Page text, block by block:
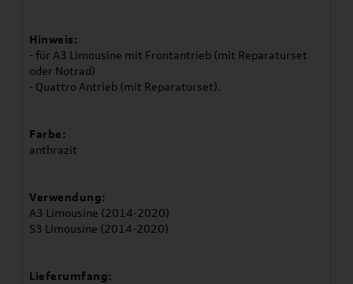
Hinweis:
- für A3 Limousine mit Frontantrieb (mit Reparaturset
oder Notrad)
- Quattro Antrieb (mit Reparaturset).
Farbe:
anthrazit
Verwendung:
A3 Limousine (2014-2020)
S3 Limousine (2014-2020)
Lieferumfang: